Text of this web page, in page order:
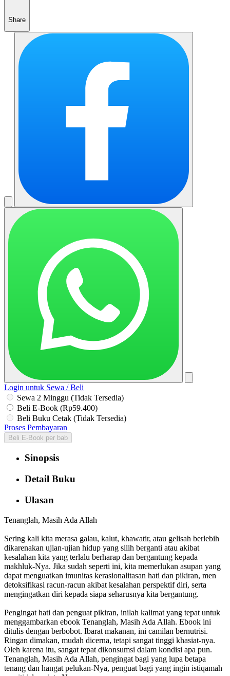
Share
Login untuk Sewa / Beli
Sewa 2 Minggu (Tidak Tersedia)
Beli E-Book (Rp59.400)
Beli Buku Cetak (Tidak Tersedia)
Proses Pembayaran
Beli E-Book per bab
Sinopsis
Detail Buku
Ulasan
Tenanglah, Masih Ada Allah
Sering kali kita merasa galau, kalut, khawatir, atau gelisah berlebih
dikarenakan ujian-ujian hidup yang silih berganti atau akibat
kesalahan kita yang terlalu berharap dan bergantung kepada
makhluk-Nya. Jika sudah seperti ini, kita memerlukan asupan yang
dapat menguatkan imunitas kerasionalitasan hati dan pikiran, men
detoksifikasi racun-racun akibat kesalahan perspektif diri, serta
mengingatkan diri kepada siapa seharusnya kita bergantung.
Pengingat hati dan penguat pikiran, inilah kalimat yang tepat untuk
menggambarkan ebook Tenanglah, Masih Ada Allah. Ebook ini
ditulis dengan berbobot. Ibarat makanan, ini camilan bernutrisi.
Ringan dimakan, mudah dicerna, tetapi sangat tinggi khasiat-nya.
Oleh karena itu, sangat tepat dikonsumsi dalam kondisi apa pun.
Tenanglah, Masih Ada Allah, pengingat bagi yang lupa betapa
tenang dan hangat pelukan-Nya, penguat bagi yang ingin istiqamah